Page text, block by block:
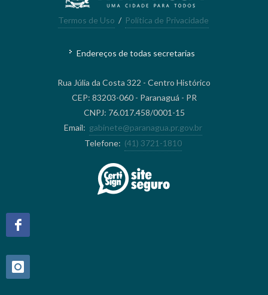
Termos de Uso / Política de Privacidade
Endereços de todas secretarias
Rua Júlia da Costa 322 - Centro Histórico
CEP: 83203-060 - Paranaguá - PR
CNPJ: 76.017.458/0001-15
Email: gabinete@paranagua.pr.gov.br
Telefone: (41) 3721-1810